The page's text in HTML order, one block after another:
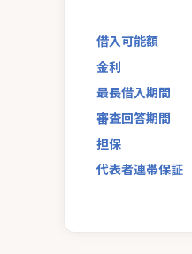
借入可能額
金利
最長借入期間
審査回答期間
担保
代表者連帯保証